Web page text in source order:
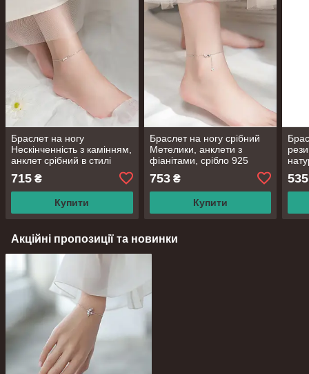
Браслет на ногу
Нескінченність з камінням,
анклет срібний в стилі
Мінімалізм, довжина 19+5
см
715 ₴
Купити
Браслет на ногу срібний
Метелики, анклети з
фіанітами, срібло 925
проби, довжина 21 + 3 см
753₴
Купити
535
Акційні пропозиції та новинки